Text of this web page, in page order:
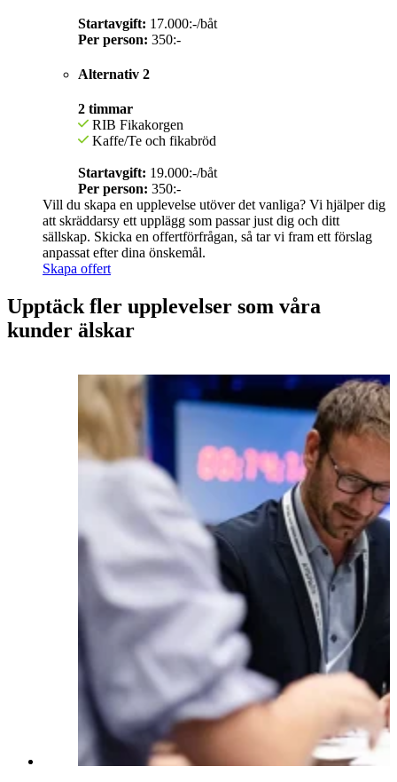
Startavgift: 17.000:-/båt
Per person: 350:-
Alternativ 2
2 timmar
RIB Fikakorgen
Kaffe/Te och fikabröd
Startavgift: 19.000:-/båt
Per person: 350:-
Vill du skapa en upplevelse utöver det vanliga? Vi hjälper dig
att skräddarsy ett upplägg som passar just dig och ditt
sällskap. Skicka en offertförfrågan, så tar vi fram ett förslag
anpassat efter dina önskemål.
Skapa offert
Upptäck fler upplevelser som våra
kunder älskar